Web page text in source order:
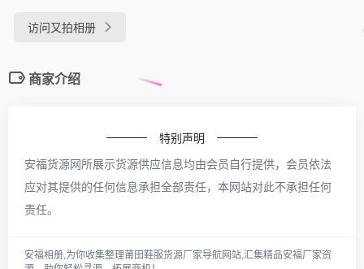
访问又拍相册
商家介绍
特别声明
安福货源网所展示货源供应信息均由会员自行提供，会员依法
应对其提供的任何信息承担全部责任，本网站对此不承担任何
责任。
安福相册,为你收集整理莆田鞋服货源厂家导航网站,汇集精品安福厂家资